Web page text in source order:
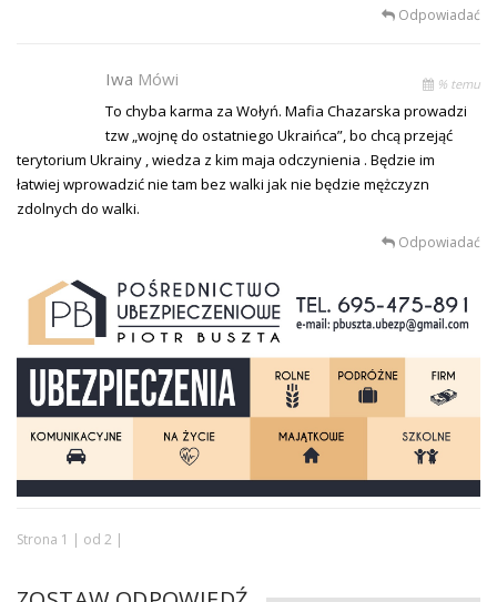
Odpowiadać
Iwa Mówi % temu
To chyba karma za Wołyń. Mafia Chazarska prowadzi
tzw „wojnę do ostatniego Ukraińca”, bo chcą przejąć
terytorium Ukrainy , wiedza z kim maja odczynienia . Będzie im
łatwiej wprowadzić nie tam bez walki jak nie będzie mężczyzn
zdolnych do walki.
Odpowiadać
Strona 1 | od 2 |